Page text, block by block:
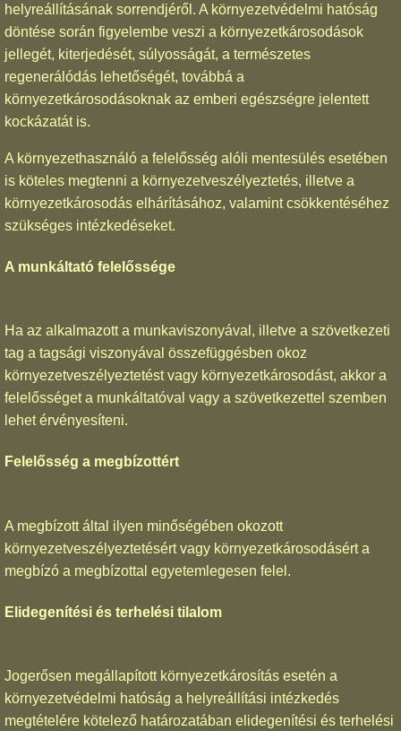
helyreállításának sorrendjéről. A környezetvédelmi hatóság
döntése során figyelembe veszi a környezetkárosodások
jellegét, kiterjedését, súlyosságát, a természetes
regenerálódás lehetőségét, továbbá a
környezetkárosodásoknak az emberi egészségre jelentett
kockázatát is.
A környezethasználó a felelősség alóli mentesülés esetében
is köteles megtenni a környezetveszélyeztetés, illetve a
környezetkárosodás elhárításához, valamint csökkentéséhez
szükséges intézkedéseket.
A munkáltató felelőssége
Ha az alkalmazott a munkaviszonyával, illetve a szövetkezeti
tag a tagsági viszonyával összefüggésben okoz
környezetveszélyeztetést vagy környezetkárosodást, akkor a
felelősséget a munkáltatóval vagy a szövetkezettel szemben
lehet érvényesíteni.
Felelősség a megbízottért
A megbízott által ilyen minőségében okozott
környezetveszélyeztetésért vagy környezetkárosodásért a
megbízó a megbízottal egyetemlegesen felel.
Elidegenítési és terhelési tilalom
Jogerősen megállapított környezetkárosítás esetén a
környezetvédelmi hatóság a helyreállítási intézkedés
megtételére kötelező határozatában elidegenítési és terhelési